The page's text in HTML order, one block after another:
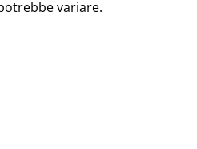
variare.